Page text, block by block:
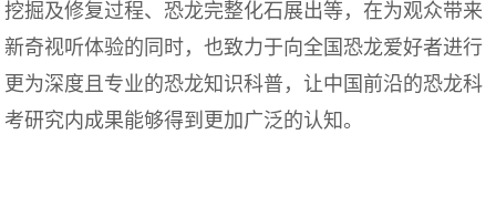
挖掘及修复过程、恐龙完整化石展出等，在为观众带来
新奇视听体验的同时，也致力于向全国恐龙爱好者进行
更为深度且专业的恐龙知识科普，让中国前沿的恐龙科
考研究内成果能够得到更加广泛的认知。